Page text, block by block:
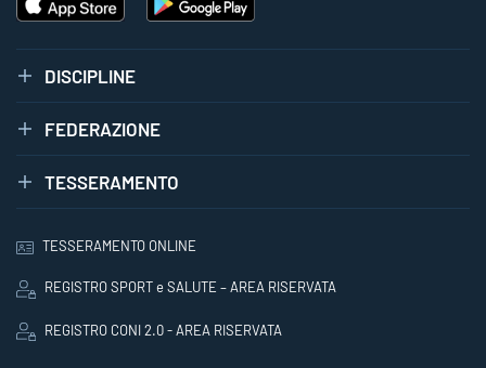
DISCIPLINE
FEDERAZIONE
TESSERAMENTO
TESSERAMENTO ONLINE
REGISTRO SPORT e SALUTE – AREA RISERVATA
REGISTRO CONI 2.0 - AREA RISERVATA